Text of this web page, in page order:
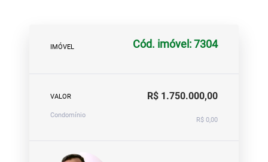
IMÓVEL Cód. imóvel: 7304
VALOR R$ 1.750.000,00
Condomínio
R$ 0,00